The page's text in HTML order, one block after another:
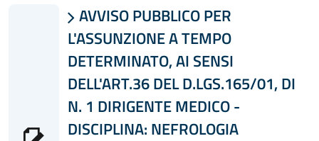
 AVVISO PUBBLICO PER
L'ASSUNZIONE A TEMPO
DETERMINATO, AI SENSI
DELL'ART.36 DEL D.LGS.165/01, DI
N. 1 DIRIGENTE MEDICO -
DISCIPLINA: NEFROLOGIA